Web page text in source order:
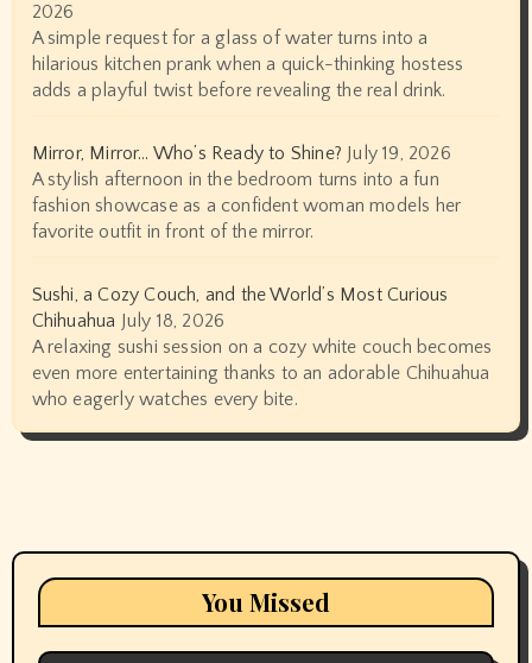
2026
A simple request for a glass of water turns into a
hilarious kitchen prank when a quick-thinking hostess
adds a playful twist before revealing the real drink.
Mirror, Mirror… Who’s Ready to Shine? July 19, 2026
A stylish afternoon in the bedroom turns into a fun
fashion showcase as a confident woman models her
favorite outfit in front of the mirror.
Sushi, a Cozy Couch, and the World’s Most Curious
Chihuahua
July 18, 2026
A relaxing sushi session on a cozy white couch becomes
even more entertaining thanks to an adorable Chihuahua
who eagerly watches every bite.
You Missed